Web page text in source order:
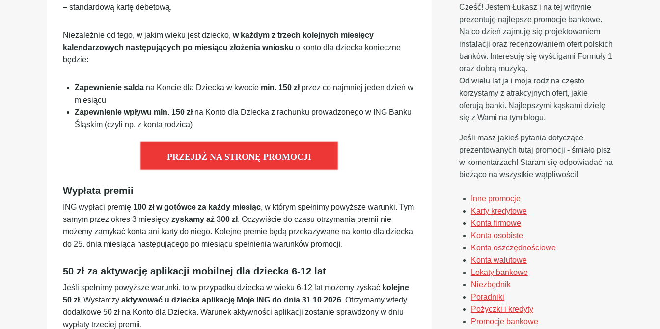
– standardową kartę debetową.
Niezależnie od tego, w jakim wieku jest dziecko, w każdym z trzech kolejnych miesięcy
kalendarzowych następujących po miesiącu złożenia wniosku o konto dla dziecka konieczne
będzie:
Zapewnienie salda na Koncie dla Dziecka w kwocie min. 150 zł przez co najmniej jeden dzień w
miesiącu
Zapewnienie wpływu min. 150 złna Konto dla Dziecka z rachunku prowadzonego w ING Banku
Śląskim (czyli np. z konta rodzica)
PRZEJDŹ NA STRONĘ PROMOCJI
Wypłata premii
ING wypłaci premię 100 zł w gotówce za każdy miesiąc, w którym spełnimy powyższe warunki. Tym
samym przez okres 3 miesięcy zyskamy aż 300 zł. Oczywiście do czasu otrzymania premii nie
możemy zamykać konta ani karty do niego. Kolejne premie będą przekazywane na konto dla dziecka
do 25. dnia miesiąca następującego po miesiącu spełnienia warunków promocji.
50 zł za aktywację aplikacji mobilnej dla dziecka 6-12 lat
Jeśli spełnimy powyższe warunki, to w przypadku dziecka w wieku 6-12 lat możemy zyskać kolejne
50 zł. Wystarczy aktywować u dziecka aplikację Moje ING do dnia 31.10.2026. Otrzymamy wtedy
dodatkowe 50 zł na Konto dla Dziecka. Warunek aktywności aplikacji zostanie sprawdzony w dniu
wypłaty trzeciej premii.
Cześć! Jestem Łukasz i na tej witrynie
prezentuję najlepsze promocje bankowe.
Na co dzień zajmuję się projektowaniem
instalacji oraz recenzowaniem ofert polskich
banków. Interesuję się wyścigami Formuły 1
oraz dobrą muzyką.
Od wielu lat ja i moja rodzina często
korzystamy z atrakcyjnych ofert, jakie
oferują banki. Najlepszymi kąskami dzielę
się z Wami na tym blogu.
Jeśli masz jakieś pytania dotyczące
prezentowanych tutaj promocji - śmiało pisz
w komentarzach! Staram się odpowiadać na
bieżąco na wszystkie wątpliwości!
Inne promocje
Karty kredytowe
Konta firmowe
Konta osobiste
Konta oszczędnościowe
Konta walutowe
Lokaty bankowe
Niezbędnik
Poradniki
Pożyczki i kredyty
Promocje bankowe